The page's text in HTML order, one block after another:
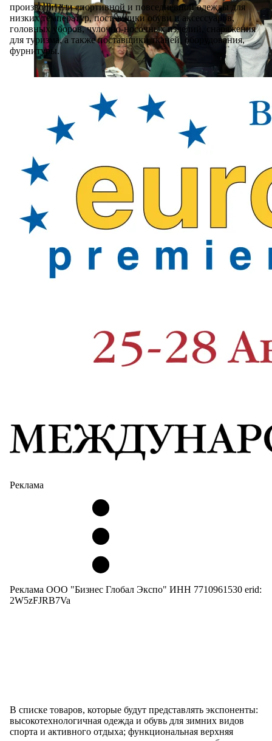
производители спортивной и повседневной одежды для
низких температур, поставщики обуви и аксессуаров,
головных уборов, чулочно-носочных изделий, снаряжения
для туризма, а также поставщики тканей, оборудования,
фурнитуры.
Реклама
Реклама ООО "Бизнес Глобал Экспо" ИНН 7710961530 erid:
2W5zFJRB7Va
В списке товаров, которые будут представлять экспоненты:
высокотехнологичная одежда и обувь для зимних видов
спорта и активного отдыха; функциональная верхняя